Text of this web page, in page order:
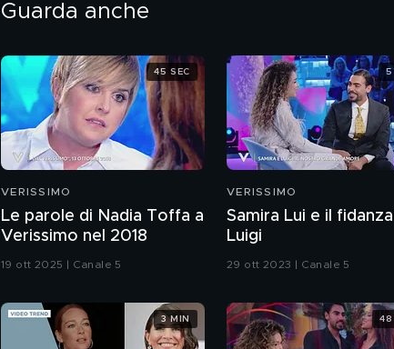
Guarda anche
VERISSIMO
Le parole di Nadia Toffa a
Verissimo nel 2018
19 ott 2025 | Canale 5
45 SEC
VERISSIMO
Samira Lui e il
Luigi
29 ott 2023 | Canale 5
5
3 MIN 48